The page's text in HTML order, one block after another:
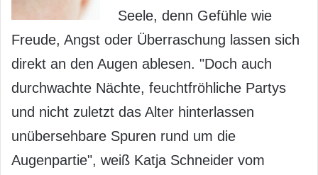
Seele, denn Gefühle wie
Freude, Angst oder Überraschung lassen sich
direkt an den Augen ablesen. "Doch auch
durchwachte Nächte, feuchtfröhliche Partys
und nicht zuletzt das Alter hinterlassen
unübersehbare Spuren rund um die
Augenpartie", weiß Katja Schneider vom